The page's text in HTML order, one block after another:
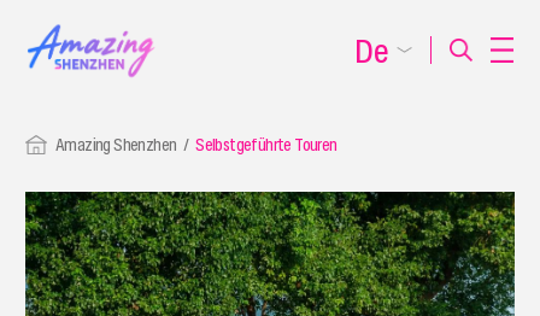
Amazing Shenzhen Selbstgeführte Touren
De